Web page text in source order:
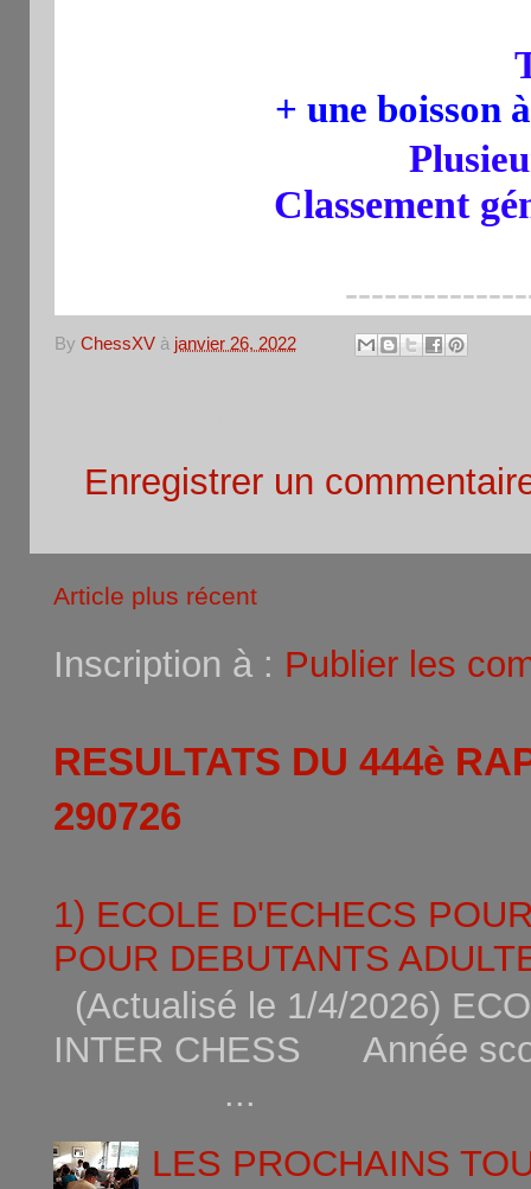
+ une boisson
Classement
By ChessXV à janvier 26, 2022
Enregistrer un
Article plus récent
Inscription à : Publier les
RESULTATS DU 444è
290726
1) ECOLE D'ECHECS
POUR DEBUTANTS
(Actualisé le 1/4/2026)
INTER CHESS Année
...
LES PROCHAINS